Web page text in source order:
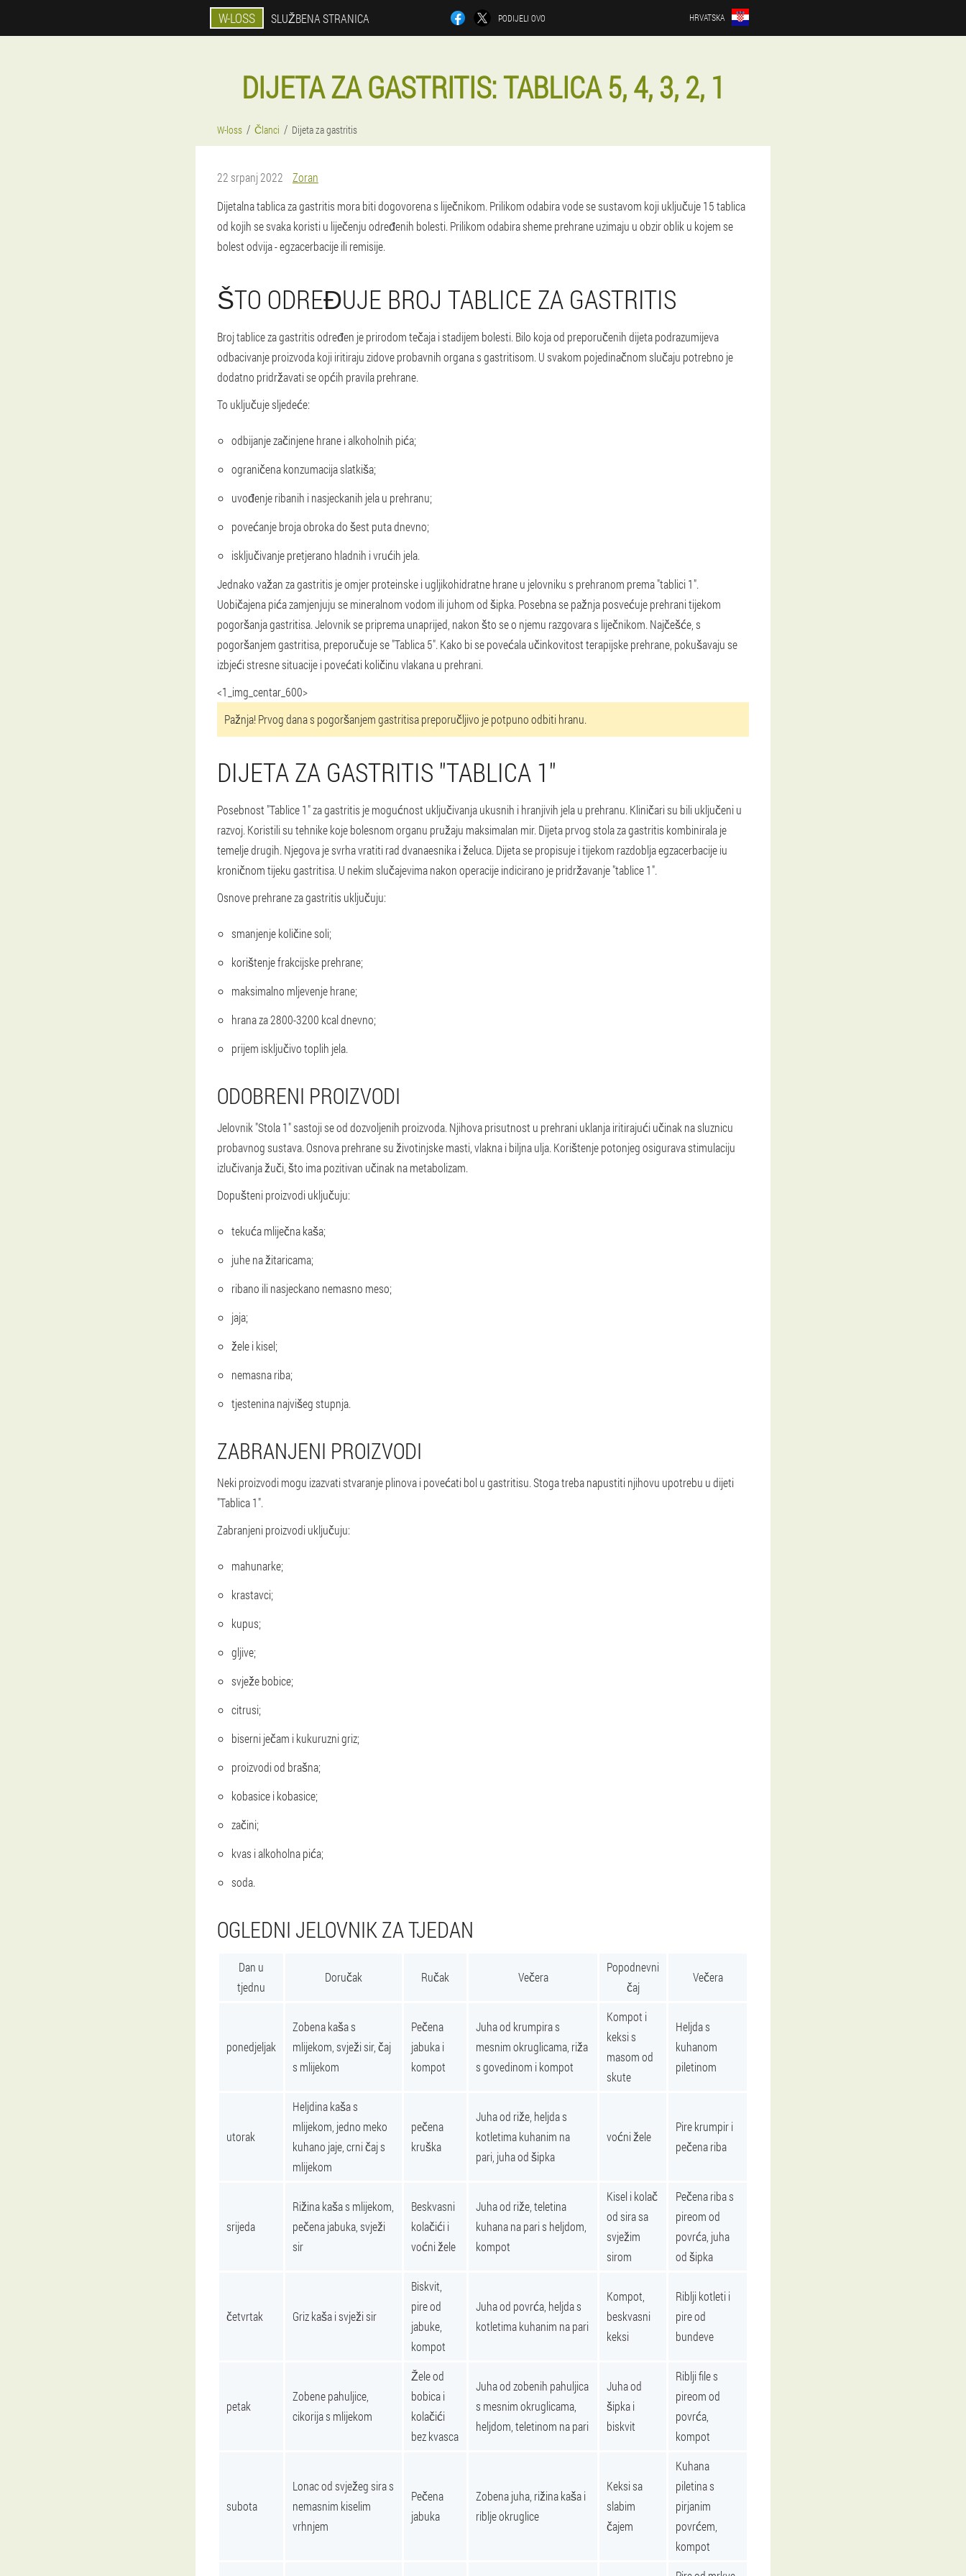
W-LOSS SLUŽBENA STRANICA PODIJELI OVO HRVATSKA
DIJETA ZA GASTRITIS: TABLICA 5, 4, 3, 2, 1
W-loss Članci Dijeta za gastritis
22 srpanj 2022
Zoran
Dijetalna tablica za gastritis mora biti dogovorena s liječnikom. Prilikom odabira vode se sustavom koji uključuje 15 tablica
od kojih se svaka koristi u liječenju određenih bolesti. Prilikom odabira sheme prehrane uzimaju u obzir oblik u kojem se
bolest odvija - egzacerbacije ili remisije.
ŠTO ODREĐUJE BROJ TABLICE ZA GASTRITIS
Broj tablice za gastritis određen je prirodom tečaja i stadijem bolesti. Bilo koja od preporučenih dijeta podrazumijeva
odbacivanje proizvoda koji iritiraju zidove probavnih organa s gastritisom. U svakom pojedinačnom slučaju potrebno je
dodatno pridržavati se općih pravila prehrane.
To uključuje sljedeće:
odbijanje začinjene hrane i alkoholnih pića;
ograničena konzumacija slatkiša;
uvođenje ribanih i nasjeckanih jela u prehranu;
povećanje broja obroka do šest puta dnevno;
isključivanje pretjerano hladnih i vrućih jela.
Jednako važan za gastritis je omjer proteinske i ugljikohidratne hrane u jelovniku s prehranom prema "tablici 1".
Uobičajena pića zamjenjuju se mineralnom vodom ili juhom od šipka. Posebna se pažnja posvećuje prehrani tijekom
pogoršanja gastritisa. Jelovnik se priprema unaprijed, nakon što se o njemu razgovara s liječnikom. Najčešće, s
pogoršanjem gastritisa, preporučuje se "Tablica 5". Kako bi se povećala učinkovitost terapijske prehrane, pokušavaju se
izbjeći stresne situacije i povećati količinu vlakana u prehrani.
<1_img_centar_600>
Pažnja! Prvog dana s pogoršanjem gastritisa preporučljivo je potpuno odbiti hranu.
DIJETA ZA GASTRITIS "TABLICA 1"
Posebnost "Tablice 1" za gastritis je mogućnost uključivanja ukusnih i hranjivih jela u prehranu. Kliničari su bili uključeni u
razvoj. Koristili su tehnike koje bolesnom organu pružaju maksimalan mir. Dijeta prvog stola za gastritis kombinirala je
temelje drugih. Njegova je svrha vratiti rad dvanaesnika i želuca. Dijeta se propisuje i tijekom razdoblja egzacerbacije iu
kroničnom tijeku gastritisa. U nekim slučajevima nakon operacije indicirano je pridržavanje "tablice 1".
Osnove prehrane za gastritis uključuju:
smanjenje količine soli;
korištenje frakcijske prehrane;
maksimalno mljevenje hrane;
hrana za 2800-3200 kcal dnevno;
prijem isključivo toplih jela.
ODOBRENI PROIZVODI
Jelovnik "Stola 1" sastoji se od dozvoljenih proizvoda. Njihova prisutnost u prehrani uklanja iritirajući učinak na sluznicu
probavnog sustava. Osnova prehrane su životinjske masti, vlakna i biljna ulja. Korištenje potonjeg osigurava stimulaciju
izlučivanja žuči, što ima pozitivan učinak na metabolizam.
Dopušteni proizvodi uključuju:
tekuća mliječna kaša;
juhe na žitaricama;
ribano ili nasjeckano nemasno meso;
jaja;
žele i kisel;
nemasna riba;
tjestenina najvišeg stupnja.
ZABRANJENI PROIZVODI
Neki proizvodi mogu izazvati stvaranje plinova i povećati bol u gastritisu. Stoga treba napustiti njihovu upotrebu u dijeti
"Tablica 1".
Zabranjeni proizvodi uključuju:
mahunarke;
krastavci;
kupus;
gljive;
svježe bobice;
citrusi;
biserni ječam i kukuruzni griz;
proizvodi od brašna;
kobasice i kobasice;
začini;
kvas i alkoholna pića;
soda.
OGLEDNI JELOVNIK ZA TJEDAN
Dan u
tjednu
Doručak Ručak Večera
Popodnevni
čaj
Večera
ponedjeljak
Zobena kaša s
mlijekom, svježi sir, čaj
s mlijekom
Pečena
jabuka i
kompot
Juha od krumpira s
mesnim okruglicama, riža
s govedinom i kompot
Kompot i
keksi s
masom od
skute
Heljda s
kuhanom
piletinom
utorak
Heljdina kaša s
mlijekom, jedno meko
kuhano jaje, crni čaj s
mlijekom
pečena
kruška
Juha od riže, heljda s
kotletima kuhanim na
pari, juha od šipka
voćni žele
Pire krumpir i
pečena riba
srijeda
Rižina kaša s mlijekom,
pečena jabuka, svježi
sir
Beskvasni
kolačići i
voćni žele
Juha od riže, teletina
kuhana na pari s heljdom,
kompot
Kisel i kolač
od sira sa
svježim
sirom
Pečena riba s
pireom od
povrća, juha
od šipka
četvrtak Griz kaša i svježi sir
Biskvit,
pire od
jabuke,
kompot
Juha od povrća, heljda s
kotletima kuhanim na pari
Kompot,
beskvasni
keksi
Riblji kotleti i
pire od
bundeve
petak
Zobene pahuljice,
cikorija s mlijekom
Žele od
bobica i
kolačići
bez kvasca
Juha od zobenih pahuljica
s mesnim okruglicama,
heljdom, teletinom na pari
Juha od
šipka i
biskvit
Riblji file s
pireom od
povrća,
kompot
subota
Lonac od svježeg sira s
nemasnim kiselim
vrhnjem
Pečena
jabuka
Zobena juha, rižina kaša i
riblje okruglice
Keksi sa
slabim
čajem
Kuhana
piletina s
pirjanim
povrćem,
kompot